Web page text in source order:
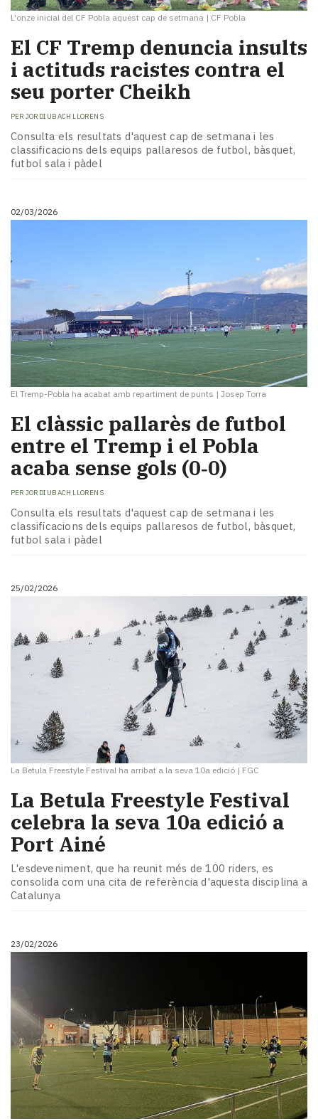
L'onze inicial del CF Pobla aquest cap de setmana | CF Pobla
El CF Tremp denuncia insults
i actituds racistes contra el
seu porter Cheikh
PER JORDI UBACH LLORENS
Consulta els resultats d'aquest cap de setmana i les
classificacions dels equips pallaresos de futbol, bàsquet,
futbol sala i pàdel
02/03/2026
El Tremp-Pobla ha acabat amb repartiment de punts | Josep Torra
El clàssic pallarès de futbol
entre el Tremp i el Pobla
acaba sense gols (0‑0)
PER JORDI UBACH LLORENS
Consulta els resultats d'aquest cap de setmana i les
classificacions dels equips pallaresos de futbol, bàsquet,
futbol sala i pàdel
25/02/2026
La Betula Freestyle Festival ha arribat a la seva 10a edició | FGC
La Betula Freestyle Festival
celebra la seva 10a edició a
Port Ainé
L'esdeveniment, que ha reunit més de 100 riders, es
consolida com una cita de referència d'aquesta disciplina a
Catalunya
23/02/2026